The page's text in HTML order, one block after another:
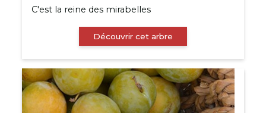
C'est la reine des mirabelles
Découvrir cet arbre